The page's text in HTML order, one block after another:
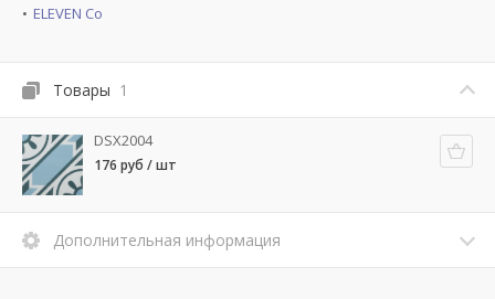
ELEVEN Co
Товары 1
DSX2004
176 руб / шт
Дополнительная информация